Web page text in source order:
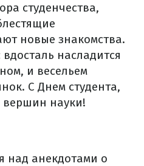
студенчества,
новые знакомства.
насладится
и весельем
С Днем студента,
вершин науки!
над анекдотами о